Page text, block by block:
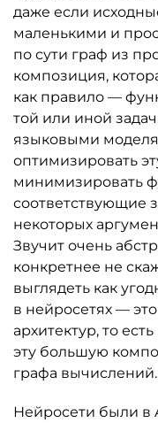
даже если
маленькими и
по сути граф из
композиция,
как правило —
той или иной
языковыми
оптимизировать
минимизировать
соответствующие
некоторых
Звучит очень
конкретнее не
выглядеть как
в нейросетях —
архитектур, то
эту большую
графа вычислений.
Нейросети были в